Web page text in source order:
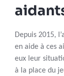
Depuis 2015,
en aide à ces
eux leur
à la place du